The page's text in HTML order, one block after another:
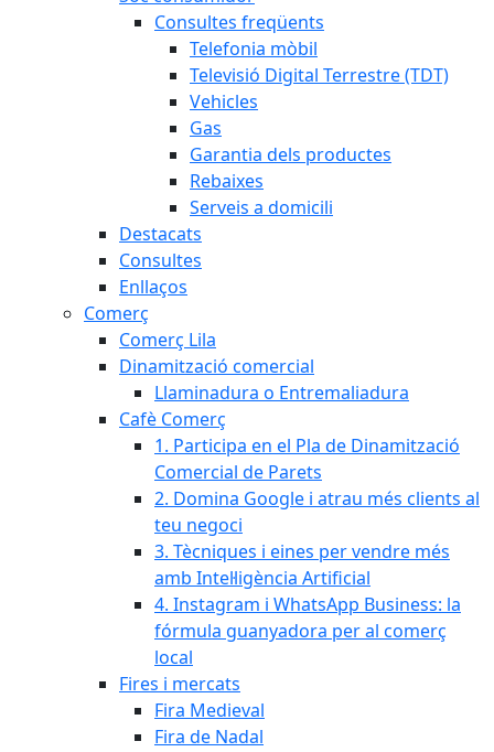
Consultes freqüents
Telefonia mòbil
Televisió Digital Terrestre (TDT)
Vehicles
Gas
Garantia dels productes
Rebaixes
Serveis a domicili
Destacats
Consultes
Enllaços
Comerç
Comerç Lila
Dinamització comercial
Llaminadura o Entremaliadura
Cafè Comerç
1. Participa en el Pla de Dinamització
Comercial de Parets
2. Domina Google i atrau més clients al
teu negoci
3. Tècniques i eines per vendre més
amb Intel·ligència Artificial
4. Instagram i WhatsApp Business: la
fórmula guanyadora per al comerç
local
Fires i mercats
Fira Medieval
Fira de Nadal